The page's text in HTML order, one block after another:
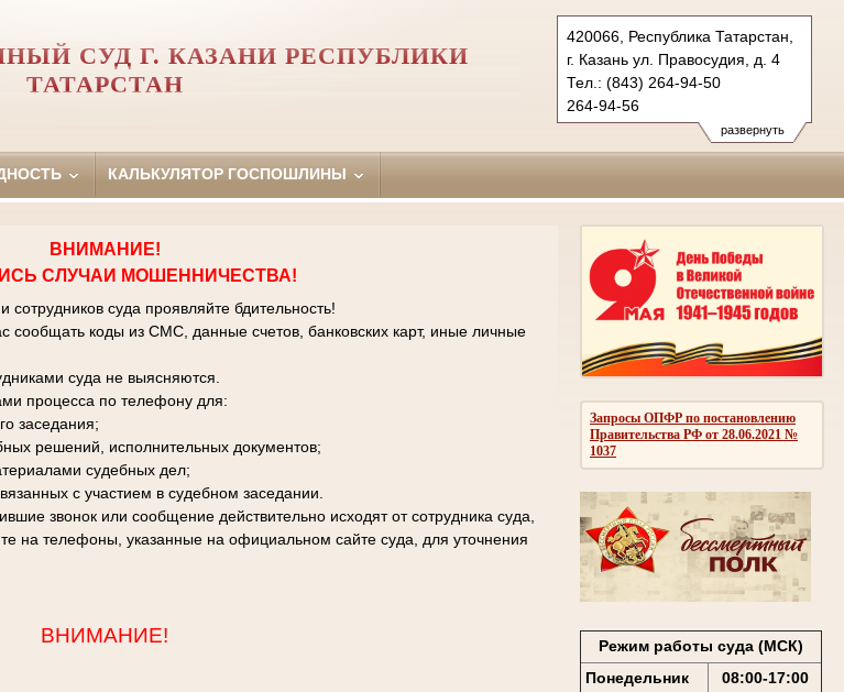
развернуть
420066, Республика Татарстан,
г. Казань ул. Правосудия, д. 4
Тел.: (843) 264-94-50
264-94-56
kirovsky.tat@sudrf.ru
СУД Г. КАЗАНИ РЕСПУБЛИКИ
ТАТАРСТАН
КАЛЬКУЛЯТОР ГОСПОШЛИНЫ
Запросы ОПФР по постановлению
Правительства РФ от 28.06.2021 №
1037
Режим работы суда (МСК)
Понедельник
08:00-17:00
ВНИМАНИЕ!
СЛУЧАИ МОШЕННИЧЕСТВА!
суда проявляйте бдительность!
сообщать коды из СМС, данные счетов, банковских карт, иные личные
суда не выясняются.
процесса по телефону для:
заседания;
решений, исполнительных документов;
судебных дел;
с участием в судебном заседании.
звонок или сообщение действительно исходят от сотрудника суда,
на телефоны, указанные на официальном сайте суда, для уточнения
ВНИМАНИЕ!